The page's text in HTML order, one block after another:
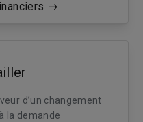
d’un changement
la demande